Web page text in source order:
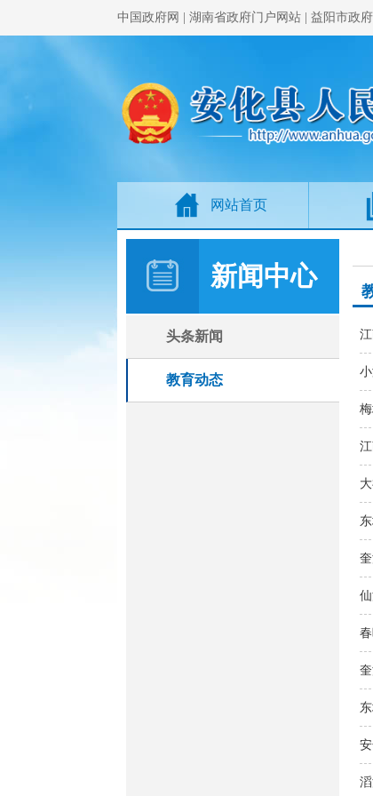
中国政府网 湖南省政府门户网站 益阳市政
网站首页
新闻中心
头条新闻
教育动态